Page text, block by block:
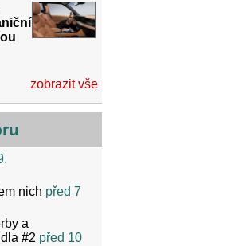
zobrazit vše
nich před 7
a
#2 před 10